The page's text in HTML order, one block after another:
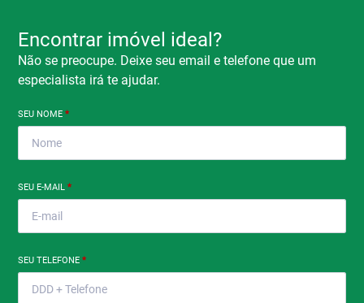
Encontrar imóvel ideal?
Não se preocupe. Deixe seu email e telefone que um
especialista irá te ajudar.
SEU NOME*
SEU E-MAIL*
SEU TELEFONE*